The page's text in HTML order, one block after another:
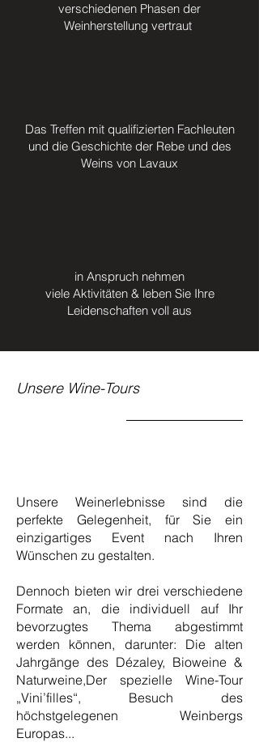
verschiedenen Phasen der
Weinherstellung vertraut
Das Treffen mit qualifizierten Fachleuten
und die Geschichte der Rebe und des
Weins von Lavaux
in Anspruch nehmen
viele Aktivitäten & leben Sie Ihre
Leidenschaften voll aus
Unsere Wine-Tours
Unsere Weinerlebnisse sind die
perfekte Gelegenheit, für Sie ein
einzigartiges Event nach Ihren
Wünschen zu gestalten.
Dennoch bieten wir drei verschiedene
Formate an, die individuell auf Ihr
bevorzugtes Thema abgestimmt
werden können, darunter: Die alten
Jahrgänge des Dézaley, Bioweine &
Naturweine,Der spezielle Wine-Tour
„Vini’filles“, Besuch des
höchstgelegenen Weinbergs
Europas...